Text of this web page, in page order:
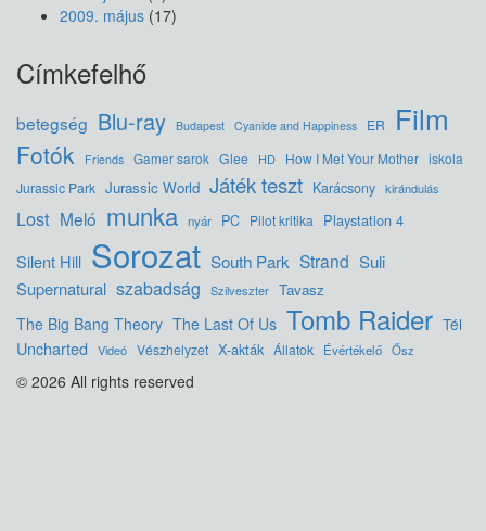
2009. május (17)
Címkefelhő
betegség Blu-ray Budapest Cyanide and Happiness ER Film
Fotók Friends Gamer sarok Glee HD How I Met Your Mother iskola
Jurassic Park Jurassic World Játék teszt Karácsony kirándulás
Lost Meló munka nyár PC Pilot kritika Playstation 4
Silent Hill Sorozat South Park Strand Suli
Supernatural szabadság Szilveszter Tavasz
The Big Bang Theory The Last Of Us Tomb Raider Tél
Uncharted Videó Vészhelyzet X-akták Állatok Évértékelő Ősz
© 2026 All rights reserved